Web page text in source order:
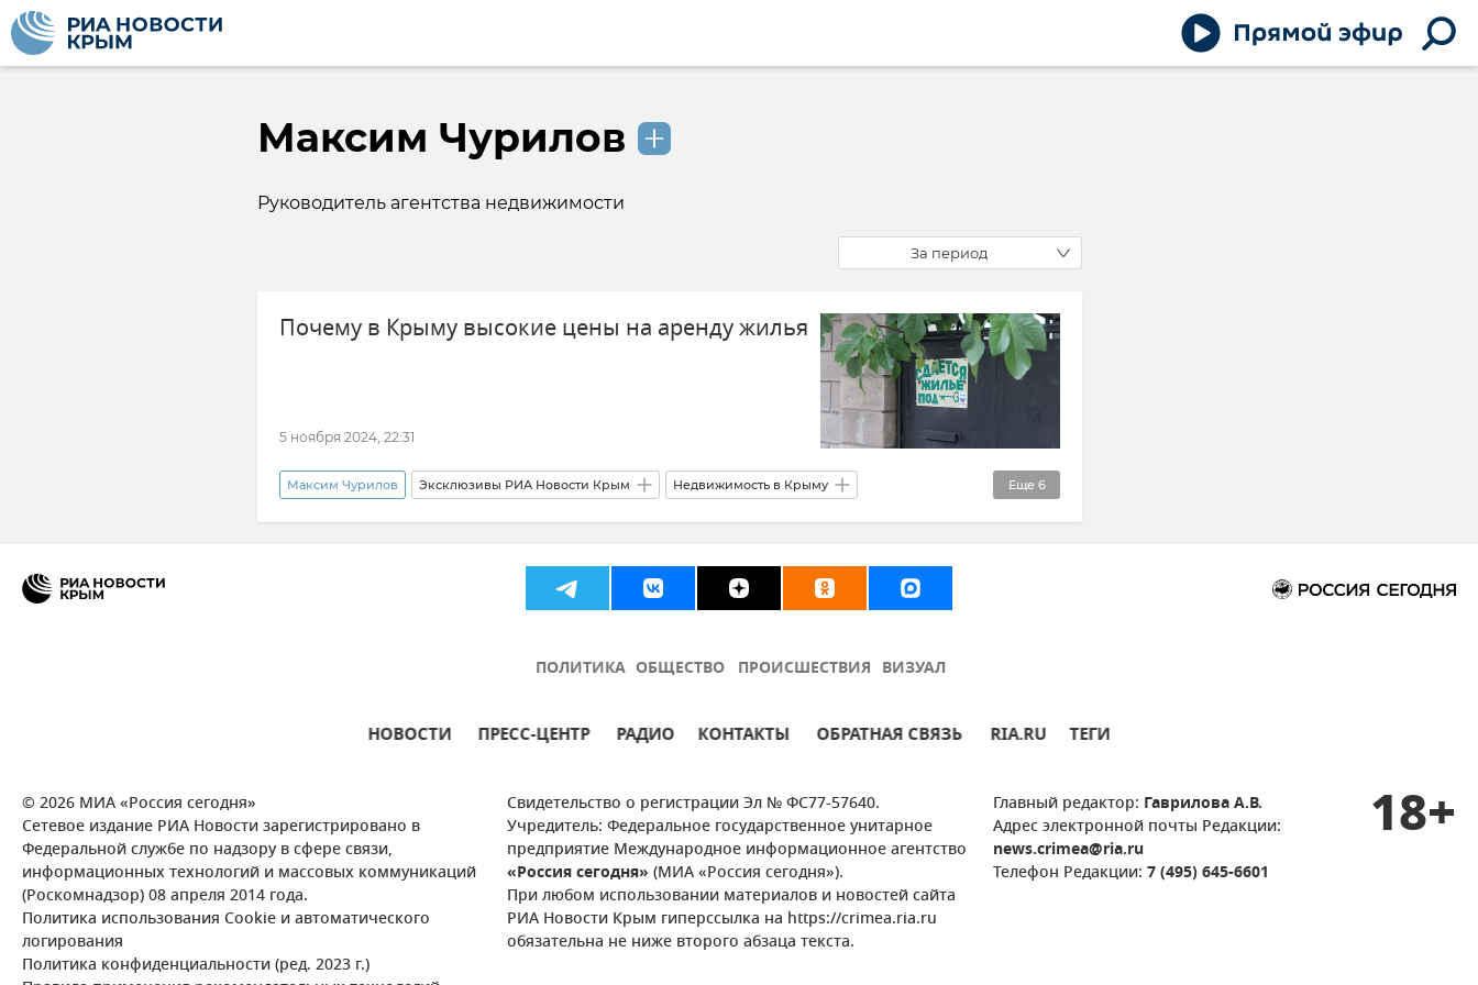
Максим Чурилов
Руководитель агентства недвижимости
За период
Почему в Крыму высокие цены на аренду жилья
5 ноября 2024, 22:31
Еще 6
Максим Чурилов Эксклюзивы РИА Новости Крым Недвижимость в Крыму
Недвижимость Аренда жилья Мнения Крым Новости Крыма Общество
ПОЛИТИКА ОБЩЕСТВО ПРОИСШЕСТВИЯ ВИЗУАЛ
НОВОСТИ ПРЕСС-ЦЕНТР РАДИО КОНТАКТЫ ОБРАТНАЯ СВЯЗЬ RIA.RU ТЕГИ
© 2026 МИА «Россия сегодня»
Сетевое издание РИА Новости зарегистрировано в
Федеральной службе по надзору в сфере связи,
информационных технологий и массовых коммуникаций
(Роскомнадзор) 08 апреля 2014 года.
Политика использования Cookie и автоматического
логирования
Политика конфиденциальности (ред. 2023 г.)
Свидетельство о регистрации Эл № ФС77-57640.
Учредитель: Федеральное государственное унитарное
предприятие Международное информационное агентство
«Россия сегодня» (МИА «Россия сегодня»).
При любом использовании материалов и новостей сайта
РИА Новости Крым гиперссылка на https://crimea.ria.ru
обязательна не ниже второго абзаца текста.
Главный редактор: Гаврилова А.В.
Адрес электронной почты Редакции:
news.crimea@ria.ru
Телефон Редакции: 7 (495) 645-6601
18+